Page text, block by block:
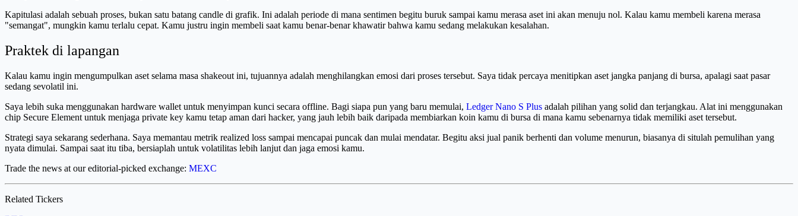
Kapitulasi adalah sebuah proses, bukan satu batang candle di grafik. Ini adalah periode di mana sentimen begitu buruk sampai kamu merasa aset ini akan menuju nol. Kalau kamu membeli karena merasa
"semangat", mungkin kamu terlalu cepat. Kamu justru ingin membeli saat kamu benar-benar khawatir bahwa kamu sedang melakukan kesalahan.
Praktek di lapangan
Kalau kamu ingin mengumpulkan aset selama masa shakeout ini, tujuannya adalah menghilangkan emosi dari proses tersebut. Saya tidak percaya menitipkan aset jangka panjang di bursa, apalagi saat pasar
sedang sevolatil ini.
Saya lebih suka menggunakan hardware wallet untuk menyimpan kunci secara offline. Bagi siapa pun yang baru memulai, Ledger Nano S Plus adalah pilihan yang solid dan terjangkau. Alat ini menggunakan
chip Secure Element untuk menjaga private key kamu tetap aman dari hacker, yang jauh lebih baik daripada membiarkan koin kamu di bursa di mana kamu sebenarnya tidak memiliki aset tersebut.
Strategi saya sekarang sederhana. Saya memantau metrik realized loss sampai mencapai puncak dan mulai mendatar. Begitu aksi jual panik berhenti dan volume menurun, biasanya di situlah pemulihan yang
nyata dimulai. Sampai saat itu tiba, bersiaplah untuk volatilitas lebih lanjut dan jaga emosi kamu.
Trade the news at our editorial-picked exchange: MEXC
Related Tickers